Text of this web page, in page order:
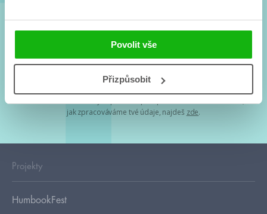
Povolit vše
Přizpůsobit
Souhlasím spodmínkami zpracování osobních údajů
Tvá e-mailová adresa je u nás v bezpečí. Přečti si
jak zpracováváme tvé údaje, najdeš zde.
Projekty
HumbookFest